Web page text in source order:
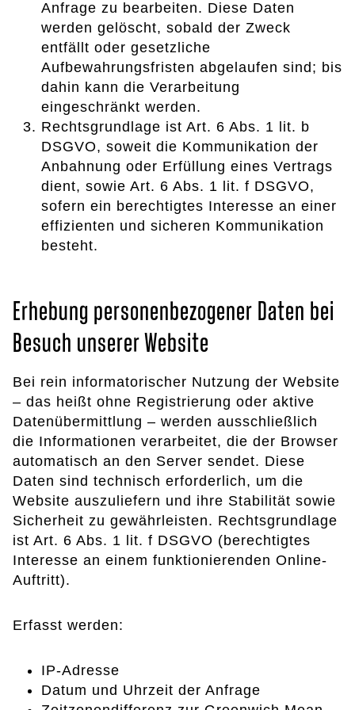
Anfrage zu bearbeiten. Diese Daten
werden gelöscht, sobald der Zweck
entfällt oder gesetzliche
Aufbewahrungsfristen abgelaufen sind; bis
dahin kann die Verarbeitung
eingeschränkt werden.
Rechtsgrundlage ist Art. 6 Abs. 1 lit. b
DSGVO, soweit die Kommunikation der
Anbahnung oder Erfüllung eines Vertrags
dient, sowie Art. 6 Abs. 1 lit. f DSGVO,
sofern ein berechtigtes Interesse an einer
effizienten und sicheren Kommunikation
besteht.
Erhebung personenbezogener Daten bei
Besuch unserer Website
Bei rein informatorischer Nutzung der Website
– das heißt ohne Registrierung oder aktive
Datenübermittlung – werden ausschließlich
die Informationen verarbeitet, die der Browser
automatisch an den Server sendet. Diese
Daten sind technisch erforderlich, um die
Website auszuliefern und ihre Stabilität sowie
Sicherheit zu gewährleisten. Rechtsgrundlage
ist Art. 6 Abs. 1 lit. f DSGVO (berechtigtes
Interesse an einem funktionierenden Online-
Auftritt).
Erfasst werden:
IP-Adresse
Datum und Uhrzeit der Anfrage